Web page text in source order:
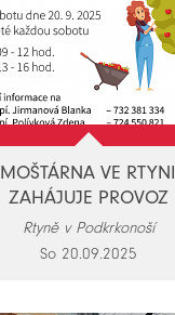
MOŠTÁRNA VE RTYNI
ZAHÁJUJE PROVOZ
Rtyně v Podkrkonoší
So 20.09.2025